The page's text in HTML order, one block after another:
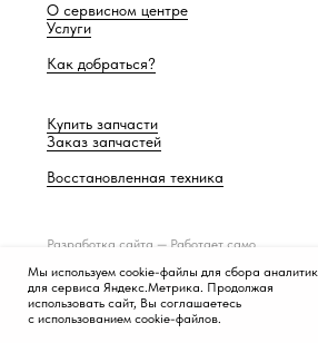
Разработка сайта — Работает само
О сервисном центре
Услуги
Как добраться?
Купить запчасти
Заказ запчастей
Восстановленная техника
Мы используем cookie-файлы для сбора
для сервиса Яндекс.Метрика. Продолжая
использовать сайт, Вы соглашаетесь
с использованием cookie-файлов.